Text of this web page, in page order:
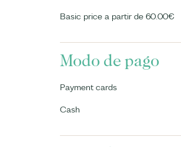
Basic price a partir de 60.00€
Modo de pago
Payment cards
Cash